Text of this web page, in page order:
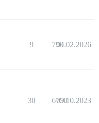
9 790
04.02.2026
30 6750
09.10.2023